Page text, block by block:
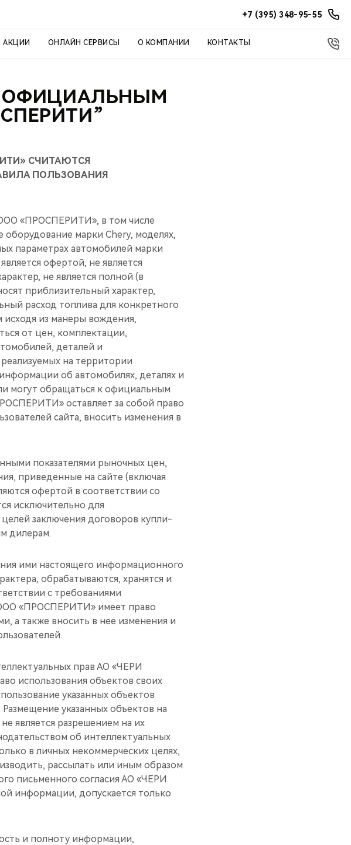
+7 (395) 348-95-55
АКЦИИ ОНЛАЙН СЕРВИСЫ О КОМПАНИИ КОНТАКТЫ
ОФИЦИАЛЬНЫМ
СЧИТАЮТСЯ
ПОЛЬЗОВАНИЯ
«ПРОСПЕРИТИ», в том числе
марки Chery, моделях,
параметрах автомобилей марки
офертой, не является
не является полной (в
приблизительный характер,
расход топлива для конкретного
из манеры вождения,
от цен, комплектации,
деталей и
на территории
об автомобилях, деталях и
могут обращаться к официальным
оставляет за собой право
сайта, вносить изменения в
показателями рыночных цен,
приведенные на сайте (включая
офертой в соответствии со
исключительно для
заключения договоров купли-
дилерам.
ими настоящего информационного
обрабатываются, хранятся и
с требованиями
ООО «ПРОСПЕРИТИ» имеет право
а также вносить в нее изменения и
прав АО «ЧЕРИ
использования объектов своих
указанных объектов
указанных объектов на
является разрешением на их
об интеллектуальных
в личных некоммерческих целях,
рассылать или иным образом
письменного согласия АО «ЧЕРИ
информации, допускается только
и полноту информации,